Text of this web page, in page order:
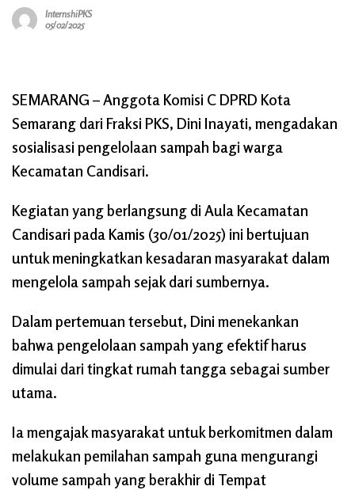
InternshiPKS
05/02/2025
SEMARANG – Anggota Komisi C DPRD Kota
Semarang dari Fraksi PKS, Dini Inayati, mengadakan
sosialisasi pengelolaan sampah bagi warga
Kecamatan Candisari.
Kegiatan yang berlangsung di Aula Kecamatan
Candisari pada Kamis (30/01/2025) ini bertujuan
untuk meningkatkan kesadaran masyarakat dalam
mengelola sampah sejak dari sumbernya.
Dalam pertemuan tersebut, Dini menekankan
bahwa pengelolaan sampah yang efektif harus
dimulai dari tingkat rumah tangga sebagai sumber
utama.
Ia mengajak masyarakat untuk berkomitmen dalam
melakukan pemilahan sampah guna mengurangi
volume sampah yang berakhir di Tempat